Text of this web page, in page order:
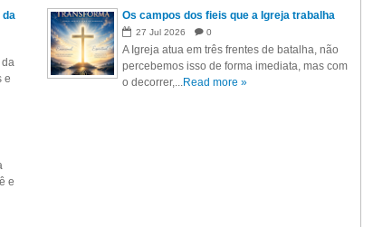
da
da
e
Os campos dos fieis que a Igreja trabalha
27 Jul 2026 0
A Igreja atua em três frentes de batalha, não
percebemos isso de forma imediata, mas com
o decorrer,...Read more »
e